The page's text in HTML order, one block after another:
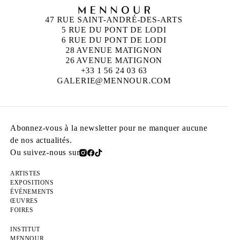
47 RUE SAINT-ANDRÉ-DES-ARTS
5 RUE DU PONT DE LODI
6 RUE DU PONT DE LODI
28 AVENUE MATIGNON
26 AVENUE MATIGNON
+33 1 56 24 03 63
GALERIE@MENNOUR.COM
Abonnez-vous à la newsletter pour ne manquer aucune
de nos actualités.
Ou suivez-nous sur
ARTISTES
EXPOSITIONS
ÉVÉNEMENTS
ŒUVRES
FOIRES
INSTITUT
MENNOUR